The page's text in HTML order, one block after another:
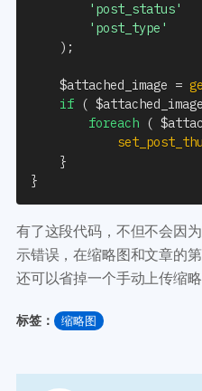
'post_status'
'post_type'
) ;
$attached_image =
if ( $attached_image
foreach (
}
}
有了这段代码，不但不会因
示错误，在缩略图和文章的
还可以省掉一个手动上传缩
标签： 缩略图